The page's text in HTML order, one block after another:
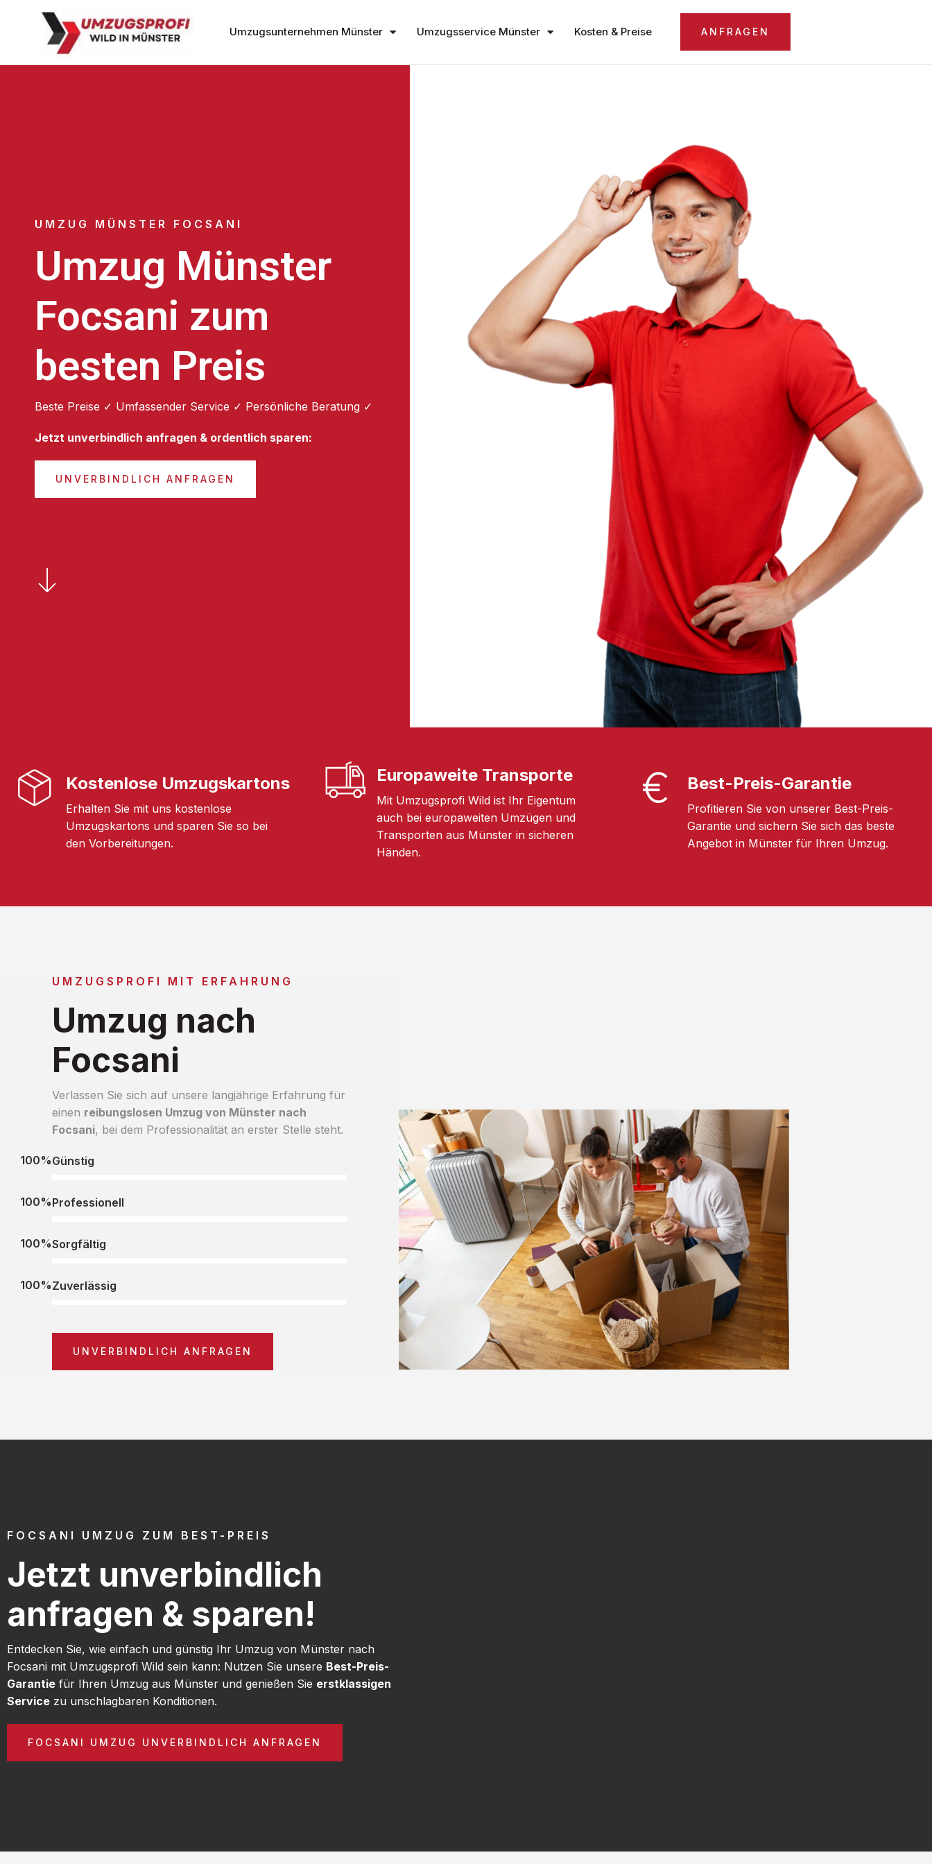
Umzugsunternehmen Münster Umzugsservice Münster Kosten & Preise ANFRAGEN
UMZUG MÜNSTER FOCSANI
Umzug Münster
Focsani zum
besten Preis
Beste Preise ✓ Umfassender Service ✓ Persönliche Beratung ✓
Jetzt unverbindlich anfragen & ordentlich sparen:
UNVERBINDLICH ANFRAGEN
Kostenlose Umzugskartons
Erhalten Sie mit uns kostenlose
Umzugskartons und sparen Sie so bei
den Vorbereitungen.
Europaweite Transporte
Mit Umzugsprofi Wild ist Ihr Eigentum
auch bei europaweiten Umzügen und
Transporten aus Münster in sicheren
Händen.
Best-Preis-Garantie
Profitieren Sie von unserer Best-Preis-
Garantie und sichern Sie sich das beste
Angebot in Münster für Ihren Umzug.
UMZUGSPROFI MIT ERFAHRUNG
Umzug nach
Focsani
Verlassen Sie sich auf unsere langjährige Erfahrung für
einen reibungslosen Umzug von Münster nach
Focsani, bei dem Professionalität an erster Stelle steht.
Günstig
100%
Professionell
100%
Sorgfältig
100%
Zuverlässig
100%
UNVERBINDLICH ANFRAGEN
FOCSANI UMZUG ZUM BEST-PREIS
Jetzt unverbindlich
anfragen & sparen!
Entdecken Sie, wie einfach und günstig Ihr Umzug von Münster nach
Focsani mit Umzugsprofi Wild sein kann: Nutzen Sie unsere Best-Preis-
Garantie für Ihren Umzug aus Münster und genießen Sie erstklassigen
Service zu unschlagbaren Konditionen.
FOCSANI UMZUG UNVERBINDLICH ANFRAGEN